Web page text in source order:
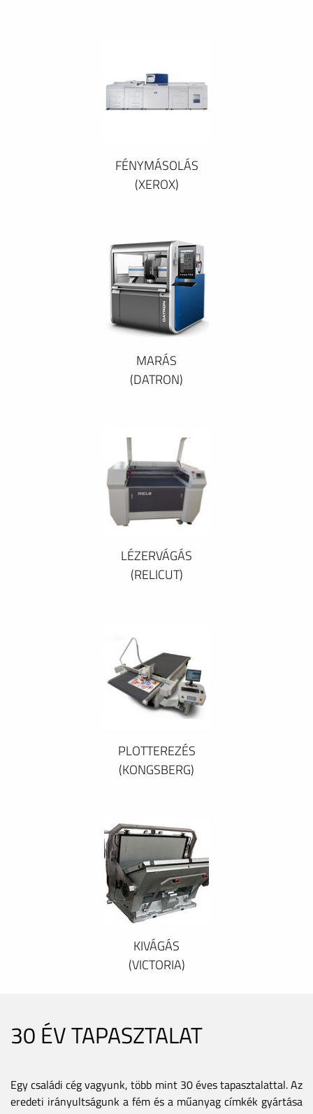
FÉNYMÁSOLÁS
(XEROX)
MARÁS
(DATRON)
LÉZERVÁGÁS
(RELICUT)
PLOTTEREZÉS
(KONGSBERG)
KIVÁGÁS
(VICTORIA)
30 ÉV TAPASZTALAT
Egy családi cég vagyunk, több mint 30 éves tapasztalattal. Az
eredeti irányultságunk a fém és a műanyag címkék gyártása